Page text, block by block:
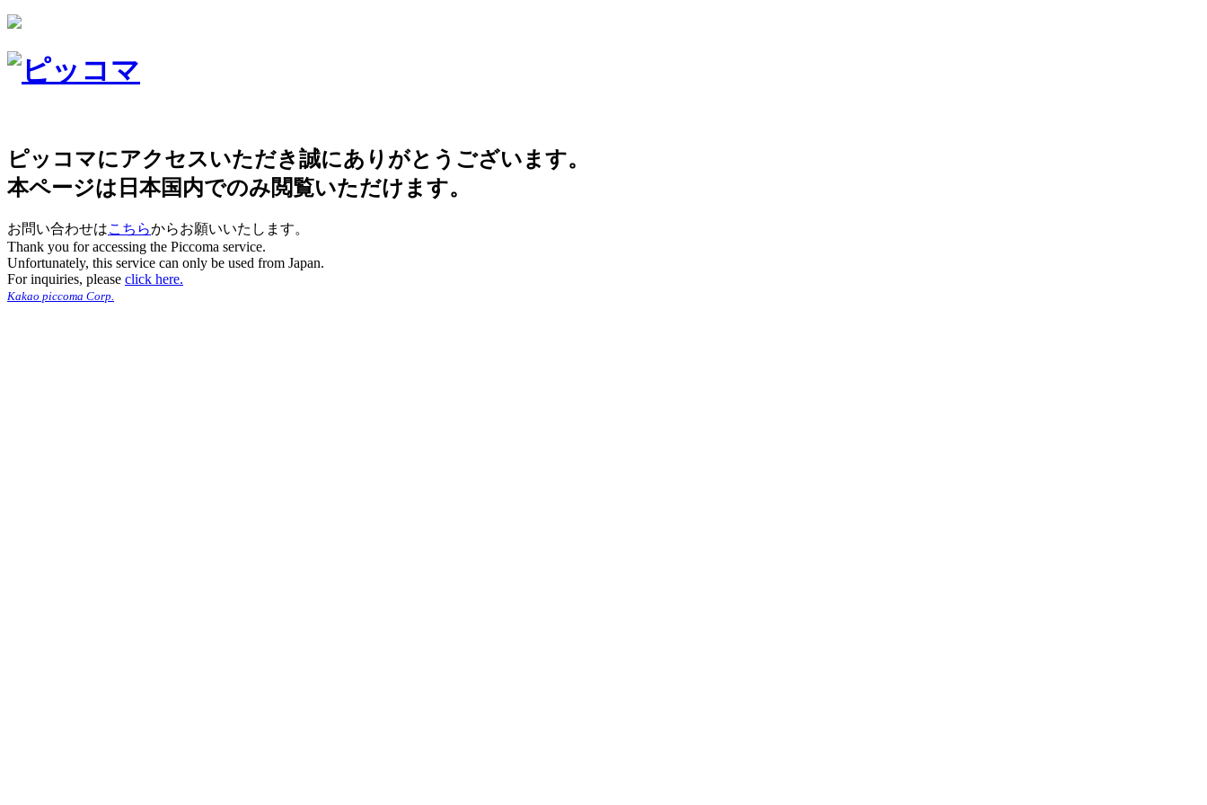
ピッコマにアクセスいただき誠にありがとうございます。
本ページは日本国内でのみ閲覧いただけます。
お問い合わせはこちらからお願いいたします。
Thank you for accessing the Piccoma service.
Unfortunately, this service can only be used from Japan.
For inquiries, please click here.
Kakao piccoma Corp.